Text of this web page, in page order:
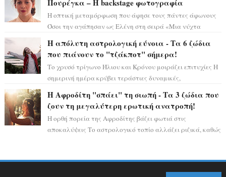
Πουρέγκα – H backstage φωτογραφία
Η οπτική μεταμόρφωση που άφησε τους πάντες άφωνους
Όσοι την αγάπησαν ως Ελένη στη σειρά «Μια νύχτα
Η απόλυτη αστρολογική εύνοια - Τα 6 ζώδια
που πιάνουν το "τζάκποτ" σήμερα!
Το χρυσό τρίγωνο Ήλιου και Κρόνου μοιράζει επιτυχίες Η
σημερινή ημέρα κρύβει τεράστιες δυναμικές,
Η Αφροδίτη "σπάει" τη σιωπή - Τα 3 ζώδια που
ζουν τη μεγαλύτερη ερωτική ανατροπή!
Η ορθή πορεία της Αφροδίτης βάζει φωτιά στις
αποκαλύψεις Το αστρολογικό τοπίο αλλάζει ριζικά, καθώς